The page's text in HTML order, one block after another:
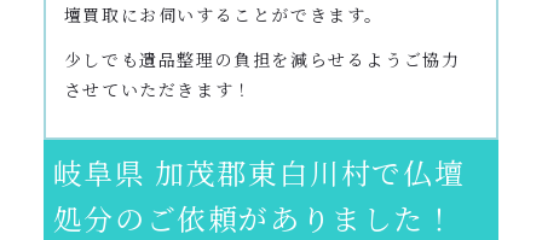
壇買取にお伺いすることができます。
少しでも遺品整理の負担を減らせるようご協力
させていただきます！
岐阜県 加茂郡東白川村で仏壇
処分のご依頼がありました！